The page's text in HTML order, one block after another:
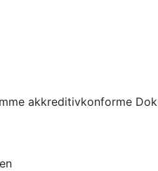
akkreditivkonforme